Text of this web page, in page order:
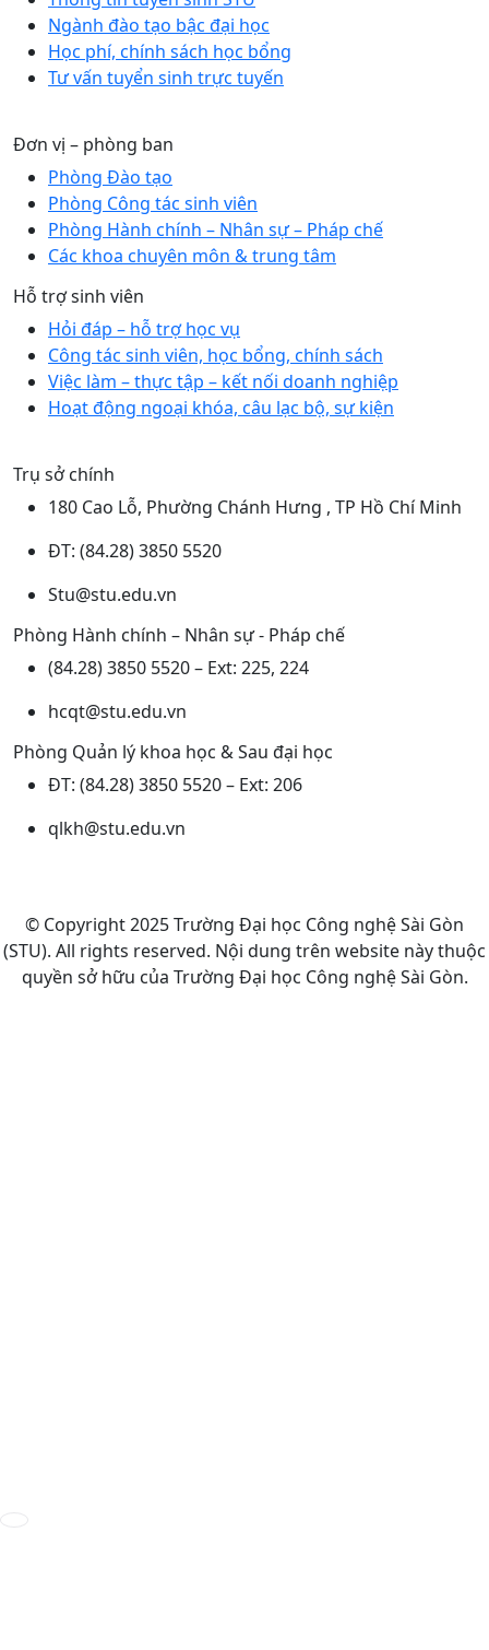
Ngành đào tạo bậc đại học
Học phí, chính sách học bổng
Tư vấn tuyển sinh trực tuyến
Đơn vị – phòng ban
Phòng Đào tạo
Phòng Công tác sinh viên
Phòng Hành chính – Nhân sự – Pháp chế
Các khoa chuyên môn & trung tâm
Hỗ trợ sinh viên
Hỏi đáp – hỗ trợ học vụ
Công tác sinh viên, học bổng, chính sách
Việc làm – thực tập – kết nối doanh nghiệp
Hoạt động ngoại khóa, câu lạc bộ, sự kiện
Trụ sở chính
180 Cao Lỗ, Phường Chánh Hưng , TP Hồ Chí Minh
ĐT: (84.28) 3850 5520
Stu@stu.edu.vn
Phòng Hành chính – Nhân sự - Pháp chế
(84.28) 3850 5520 – Ext: 225, 224
hcqt@stu.edu.vn
Phòng Quản lý khoa học & Sau đại học
ĐT: (84.28) 3850 5520 – Ext: 206
qlkh@stu.edu.vn
© Copyright 2025 Trường Đại học Công nghệ Sài Gòn
(STU). All rights reserved. Nội dung trên website này thuộc
quyền sở hữu của Trường Đại học Công nghệ Sài Gòn.